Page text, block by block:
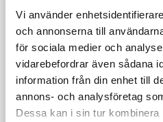
Vi använder
och annonserna till
för sociala medier och
vidarebefordrar även sådana
information från din enhet till
annons- och analysföretag
Dessa kan i sin tur kombinera